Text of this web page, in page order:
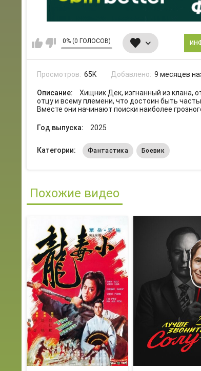
0% (0 ГОЛОСОВ)
Просмотров: 65K Добавлено: 9 месяцев
Описание:
Хищник Дек, изгнанный из клана,
отцу и всему племени, что достоин быть
Вместе они начинают поиски наиболее
Год выпуска: 2025
Категории: Фантастика Боевик
Похожие видео